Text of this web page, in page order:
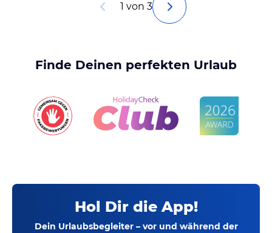
1 von 3
Finde Deinen perfekten Urlaub
Hol Dir die App!
Dein Urlaubsbegleiter – vor und während der